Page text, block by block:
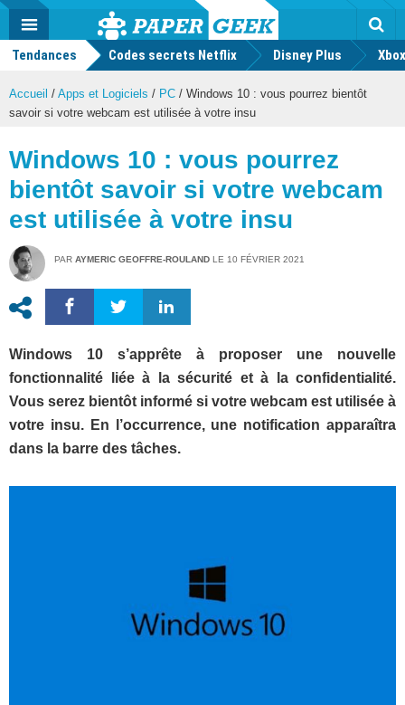
Actu
geek
MENU
Tendances Codes secrets Netflix Disney Plus
Accueil / Apps et Logiciels / PC / Windows 10 : vous pourrez bientôt
savoir si votre webcam est utilisée à votre insu
Windows 10 : vous pourrez
bientôt savoir si votre webcam
est utilisée à votre insu
PAR AYMERIC GEOFFRE-ROULAND LE 10 FÉVRIER 2021
Windows 10 s’apprête à proposer une nouvelle
fonctionnalité liée à la sécurité et à la confidentialité.
Vous serez bientôt informé si votre webcam est utilisée à
votre insu. En l’occurrence, une notification apparaîtra
dans la barre des tâches.
Mode
FacebookTwitter Youtube